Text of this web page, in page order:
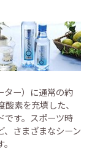
ター）に通常の約
素を充填した、
です。スポーツ時
、さまざまなシーン